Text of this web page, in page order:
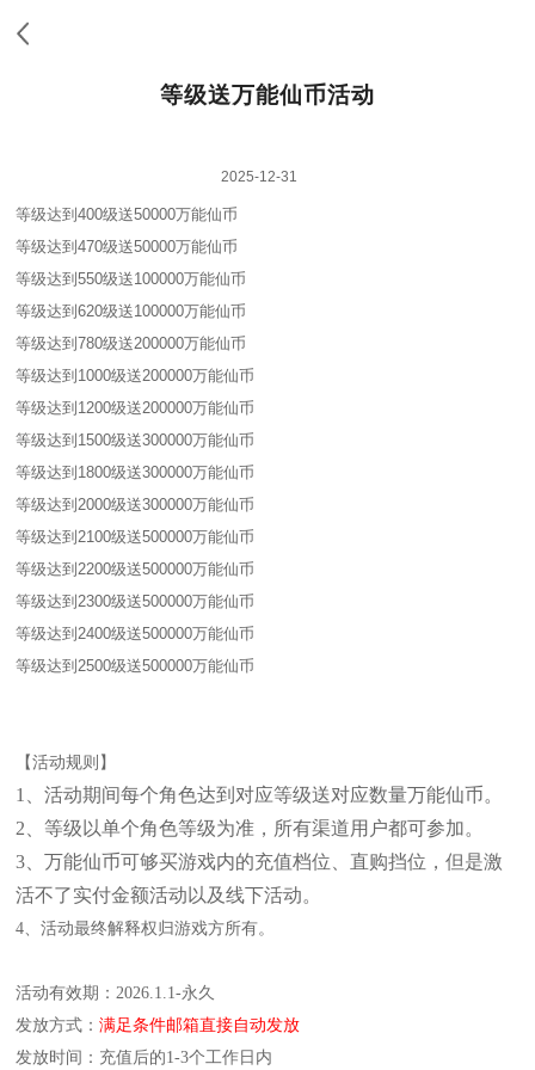
等级送万能仙币活动
2025-12-31
等级达到400级送50000万能仙币
等级达到470级送50000万能仙币
等级达到550级送100000万能仙币
等级达到620级送100000万能仙币
等级达到780级送200000万能仙币
等级达到1000级送200000万能仙币
等级达到1200级送200000万能仙币
等级达到1500级送300000万能仙币
等级达到1800级送300000万能仙币
等级达到2000级送300000万能仙币
等级达到2100级送500000万能仙币
等级达到2200级送500000万能仙币
等级达到2300级送500000万能仙币
等级达到2400级送500000万能仙币
等级达到2500级送500000万能仙币
【活动规则】
1、活动期间每个角色达到对应等级送对应数量万能仙币。
2、等级以单个角色等级为准，所有渠道用户都可参加。
3、万能仙币可够买游戏内的充值档位、直购挡位，但是激
活不了实付金额活动以及线下活动。
4、活动最终解释权归游戏方所有。
活动有效期：2026.1.1-永久
发放方式：满足条件邮箱直接自动发放
发放时间：充值后的1-3个工作日内